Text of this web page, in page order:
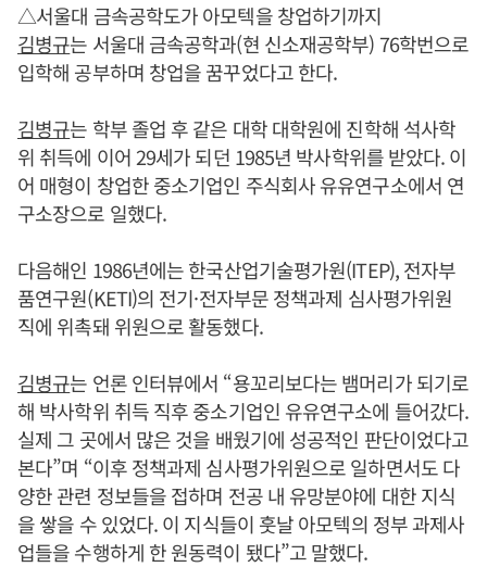
△서울대 금속공학도가 아모텍을 창업하기까지
김병규는 서울대 금속공학과(현 신소재공학부) 76학번으로
입학해 공부하며 창업을 꿈꾸었다고 한다.
김병규는 학부 졸업 후 같은 대학 대학원에 진학해 석사학
위 취득에 이어 29세가 되던 1985년 박사학위를 받았다. 이
어 매형이 창업한 중소기업인 주식회사 유유연구소에서 연
구소장으로 일했다.
다음해인 1986년에는 한국산업기술평가원(ITEP), 전자부
품연구원(KETI)의 전기·전자부문 정책과제 심사평가위원
직에 위촉돼 위원으로 활동했다.
김병규는 언론 인터뷰에서 “용꼬리보다는 뱀머리가 되기로
해 박사학위 취득 직후 중소기업인 유유연구소에 들어갔다.
실제 그 곳에서 많은 것을 배웠기에 성공적인 판단이었다고
본다”며 “이후 정책과제 심사평가위원으로 일하면서도 다
양한 관련 정보들을 접하며 전공 내 유망분야에 대한 지식
을 쌓을 수 있었다. 이 지식들이 훗날 아모텍의 정부 과제사
업들을 수행하게 한 원동력이 됐다”고 말했다.